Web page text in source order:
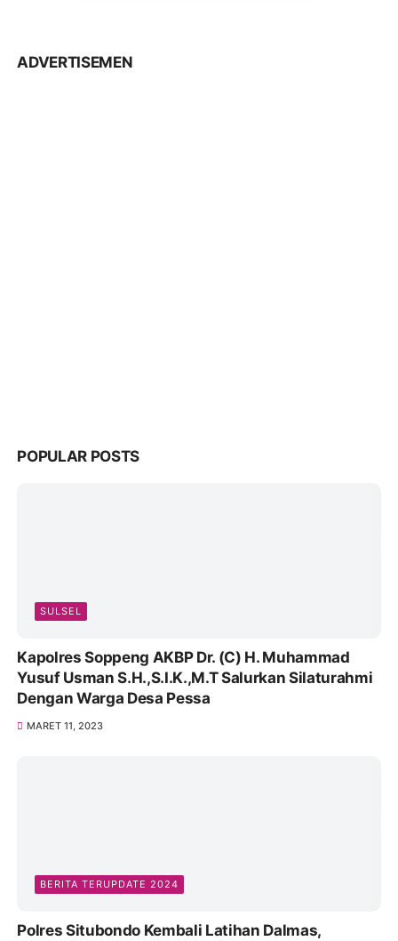
ADVERTISEMEN
POPULAR POSTS
SULSEL
Kapolres Soppeng AKBP Dr. (C) H. Muhammad
Yusuf Usman S.H.,S.I.K.,M.T Salurkan Silaturahmi
Dengan Warga Desa Pessa
MARET 11, 2023
BERITA TERUPDATE 2024
Polres Situbondo Kembali Latihan Dalmas,